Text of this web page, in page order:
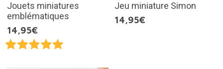
Jouets miniatures
emblématiques
14,95€
Jeu miniature Simon
14,95€